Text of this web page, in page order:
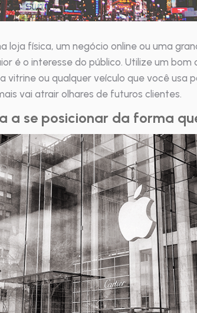
loja física, um negócio online ou uma
é o interesse do público. Utilize um bom
vitrine ou qualquer veículo que você usa
vai atrair olhares de futuros clientes.
a se posicionar da forma